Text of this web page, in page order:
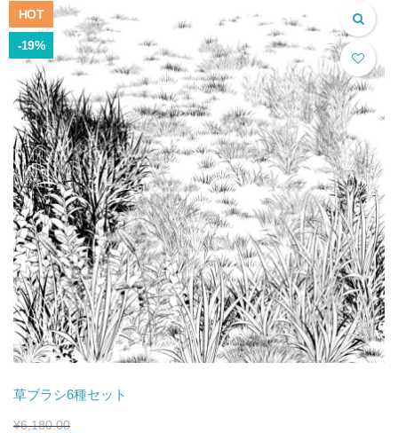
HOT
-19%
草ブラシ6種セット
¥6,180.00